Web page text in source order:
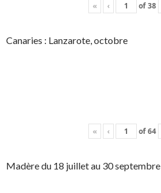
« ‹ of38
Canaries : Lanzarote, octobre
« ‹ of64
Madère du 18 juillet au 30 septembre